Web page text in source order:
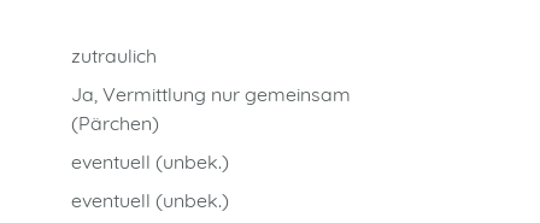
zutraulich
Ja, Vermittlung nur gemeinsam
(Pärchen)
eventuell (unbek.)
eventuell (unbek.)